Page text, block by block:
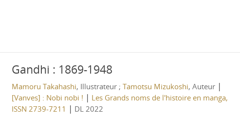
Gandhi : 1869-1948
Mamoru Takahashi, Illustrateur ; Tamotsu Mizukoshi, Auteur |
[Vanves] : Nobi nobi ! | Les Grands noms de l'histoire en manga,
ISSN 2739-7211 | DL 2022